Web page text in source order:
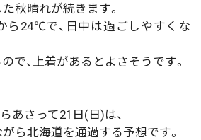
秋晴れが続きます。
24℃で、日中は過ごしやすくな
で、上着があるとよさそうです。
あさって21日(日)は、
ら北海道を通過する予想です。